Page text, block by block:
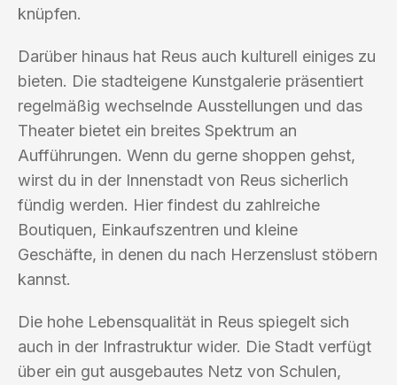
knüpfen.
Darüber hinaus hat Reus auch kulturell einiges zu
bieten. Die stadteigene Kunstgalerie präsentiert
regelmäßig wechselnde Ausstellungen und das
Theater bietet ein breites Spektrum an
Aufführungen. Wenn du gerne shoppen gehst,
wirst du in der Innenstadt von Reus sicherlich
fündig werden. Hier findest du zahlreiche
Boutiquen, Einkaufszentren und kleine
Geschäfte, in denen du nach Herzenslust stöbern
kannst.
Die hohe Lebensqualität in Reus spiegelt sich
auch in der Infrastruktur wider. Die Stadt verfügt
über ein gut ausgebautes Netz von Schulen,